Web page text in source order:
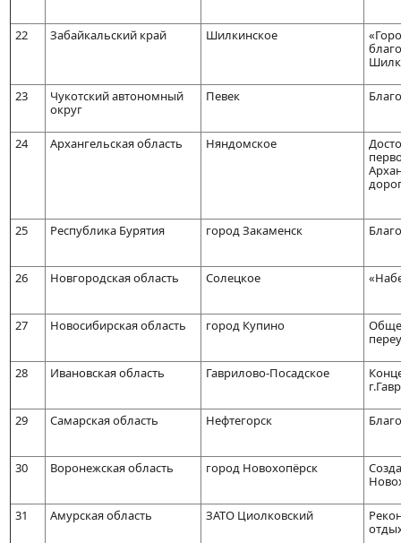
22 Забайкальский край Шилкинское
23
Чукотский автономный
округ
Певек
24 Архангельская область Няндомское
25 Республика Бурятия город Закаменск
26 Новгородская область Солецкое
27 Новосибирская область город Купино
28 Ивановская область Гаврилово-Посадское
29 Самарская область Нефтегорск
30 Воронежская область город Новохопёрск
31 Амурская область ЗАТО Циолковский